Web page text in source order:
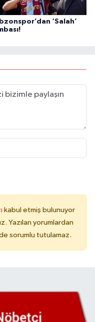
‘Salah’
kabul etmiş bulunuyor
Yazılan yorumlardan
sorumlu tutulamaz.